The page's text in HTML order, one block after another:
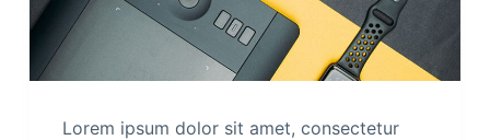
Lorem ipsum dolor sit amet, consectetur